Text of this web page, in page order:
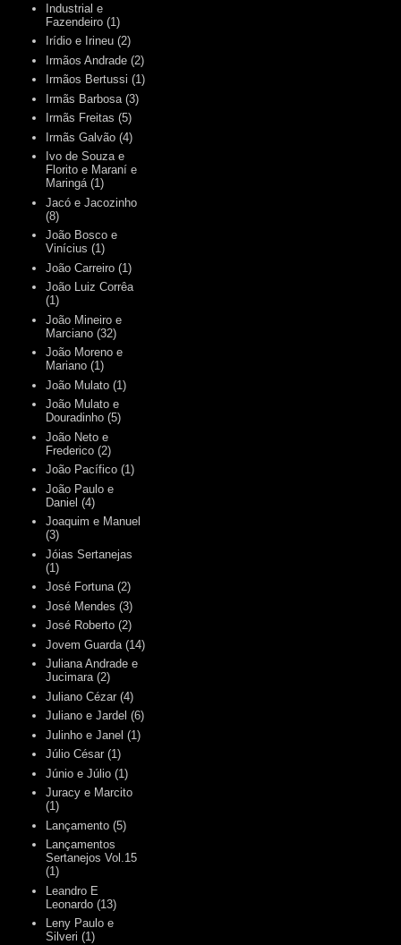
Industrial e
Fazendeiro (1)
Irídio e Irineu (2)
Irmãos Andrade (2)
Irmãos Bertussi (1)
Irmãs Barbosa (3)
Irmãs Freitas (5)
Irmãs Galvão (4)
Ivo de Souza e
Florito e Maraní e
Maringá (1)
Jacó e Jacozinho
(8)
João Bosco e
Vinícius (1)
João Carreiro (1)
João Luiz Corrêa
(1)
João Mineiro e
Marciano (32)
João Moreno e
Mariano (1)
João Mulato (1)
João Mulato e
Douradinho (5)
João Neto e
Frederico (2)
João Pacífico (1)
João Paulo e
Daniel (4)
Joaquim e Manuel
(3)
Jóias Sertanejas
(1)
José Fortuna (2)
José Mendes (3)
José Roberto (2)
Jovem Guarda (14)
Juliana Andrade e
Jucimara (2)
Juliano Cézar (4)
Juliano e Jardel (6)
Julinho e Janel (1)
Júlio César (1)
Júnio e Júlio (1)
Juracy e Marcito
(1)
Lançamento (5)
Lançamentos
Sertanejos Vol.15
(1)
Leandro E
Leonardo (13)
Leny Paulo e
Silveri (1)